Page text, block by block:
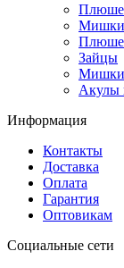
Мишки
Зайцы
Мишки
Акулы
Информация
Контакты
Доставка
Оплата
Гарантия
Оптовикам
Социальные сети